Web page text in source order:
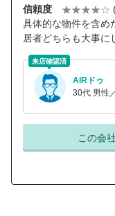
信頼度
具体的な物件を含め
居者どちらも大事に
来店確認済
AIRドゥ
30代 男性
この会